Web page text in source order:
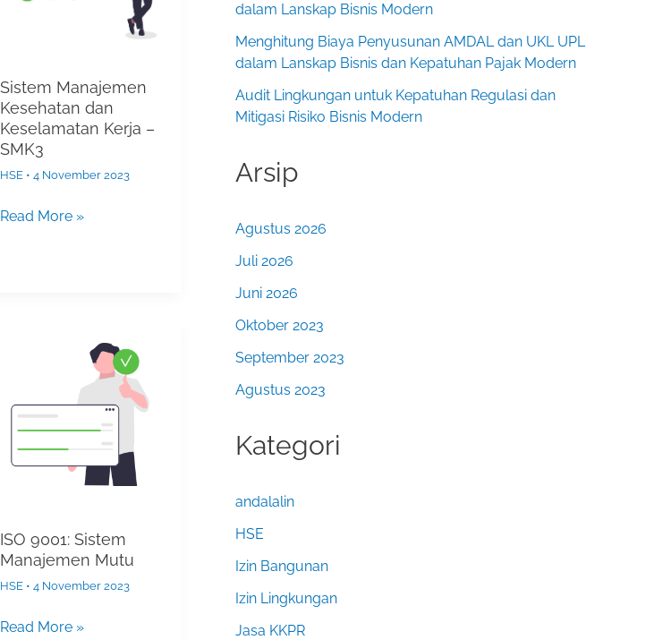
Sistem Manajemen
Kesehatan dan
Keselamatan Kerja –
SMK3
HSE •4 November 2023
Read More »
ISO 9001: Sistem
Manajemen Mutu
HSE •4 November 2023
Manajemen
Read More »
dalam Lanskap Bisnis Modern
Menghitung Biaya Penyusunan AMDAL dan UKL UPL
dalam Lanskap Bisnis dan Kepatuhan Pajak Modern
Audit Lingkungan untuk Kepatuhan Regulasi dan
Mitigasi Risiko Bisnis Modern
Arsip
Agustus 2026
Juli 2026
Juni 2026
Oktober 2023
September 2023
Agustus 2023
Kategori
andalalin
HSE
Izin Bangunan
Izin Lingkungan
Jasa KKPR